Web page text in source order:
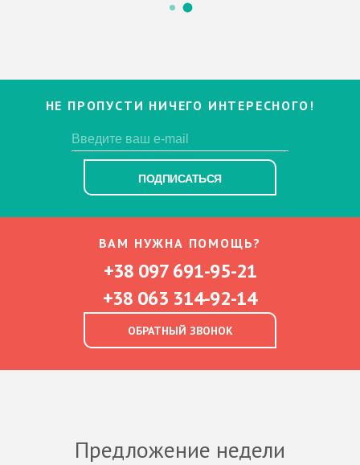
НЕ ПРОПУСТИ НИЧЕГО ИНТЕРЕСНОГО!
ПОДПИСАТЬСЯ
ВАМ НУЖНА ПОМОЩЬ?
+38 097 691-95-21
+38 063 314-92-14
ОБРАТНЫЙ ЗВОНОК
Предложение недели